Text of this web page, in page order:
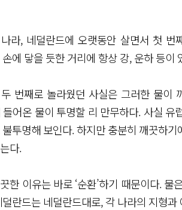
라, 네덜란드에 오랫동안 살면서 첫
에 닿을 듯한 거리에 항상 강, 운하 등이
번째로 놀라웠던 사실은 그러한 물이
들어온 물이 투명할 리 만무하다. 사실
투명해 보인다. 하지만 충분히 깨끗하
다.
한 이유는 바로 ‘순환’하기 때문이다.
덜란드는 네덜란드대로, 각 나라의 지형